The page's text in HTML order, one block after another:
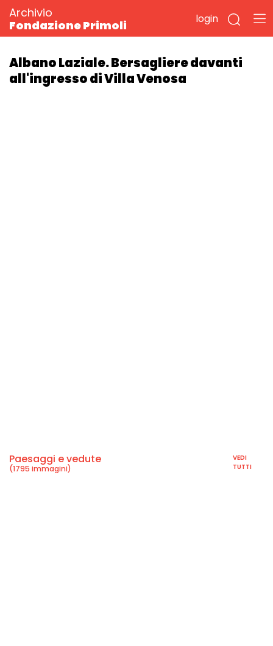
Archivio
Fondazione Primoli
login
Albano Laziale. Bersagliere davanti
all'ingresso di Villa Venosa
Paesaggi e vedute
(1795 immagini)
VEDI
TUTTI